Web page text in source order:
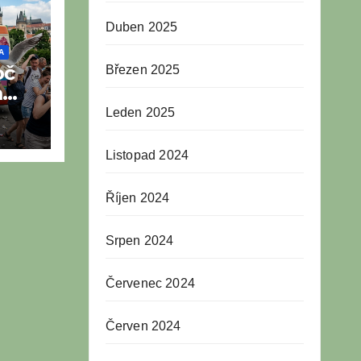
Duben 2025
Březen 2025
Leden 2025
Listopad 2024
Říjen 2024
Srpen 2024
Červenec 2024
Červen 2024